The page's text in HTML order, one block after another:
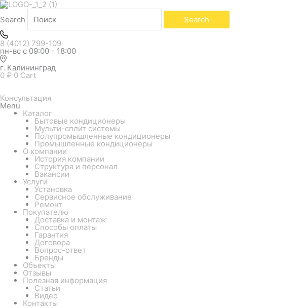
Search Search
8 (4012) 799-109
пн-вс с 09:00 - 18:00
г. Калининград
0 ₽ 0 Cart
Консультация
Menu
Каталог
Бытовые кондиционеры
Мульти-сплит системы
Полупромышленные кондиционеры
Промышленные кондиционеры
О компании
История компании
Структура и персонал
Вакансии
Услуги
Установка
Сервисное обслуживание
Ремонт
Покупателю
Доставка и монтаж
Способы оплаты
Гарантия
Договора
Вопрос-ответ
Бренды
Объекты
Отзывы
Полезная информация
Статьи
Видео
Контакты